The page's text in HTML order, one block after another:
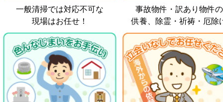
一般清掃では対応不可な
現場はお任せ！
事故物件・訳あり物件の
供養、除霊・祈祷・厄除